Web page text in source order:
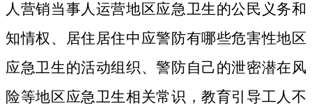
人营销当事人运营地区应急卫生的公民义务和
知情权、居住居住中应警防有哪些危害性地区
应急卫生的活动组织、警防自己的泄密潜在风
险等地区应急卫生相关常识，教育引导工人不